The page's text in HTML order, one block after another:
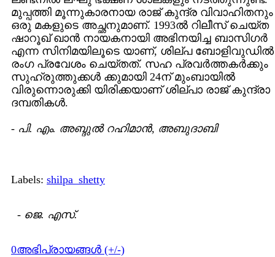
മുപ്പത്തി മൂന്നുകാരനായ രാജ് കുന്ദ്ര വിവാഹിതനും
ഒരു മകളുടെ അച്ഛനുമാണ്. 1993ല്‍ റിലീസ് ചെയ്ത
ഷാറൂഖ് ഖാന്‍ നായകനായി അഭിനയിച്ച ബാസിഗര്‍
എന്ന സിനിമയിലൂടെ യാണ്, ശില്പ ബോളിവുഡില്‍
രംഗ പ്രവേശം ചെയ്തത്. സഹ പ്രവര്‍ത്തകര്‍ക്കും
സുഹ്രുത്തുക്കള്‍ ക്കുമായി 24ന് മുംബായില്‍
വിരുന്നൊരുക്കി യിരിക്കയാണ് ശില്പാ രാജ് കുന്ദ്രാ
ദമ്പതികള്‍.
- പി. എം. അബ്ദുല്‍ റഹിമാന്‍, അബുദാബി
Labels: shilpa_shetty
- ജെ. എസ്.
0അഭിപ്രായങ്ങള്‍ (+/-)